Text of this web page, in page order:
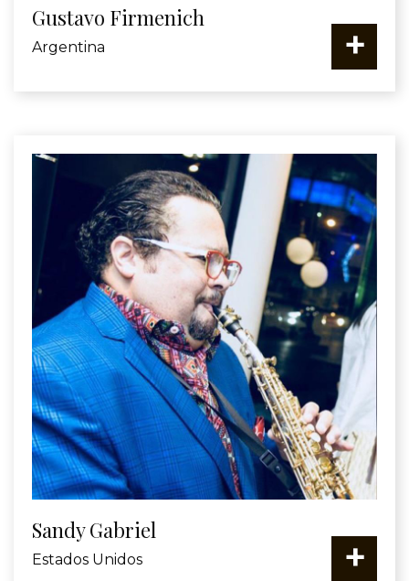
Gustavo Firmenich
Argentina +
Sandy Gabriel
Estados Unidos +